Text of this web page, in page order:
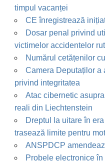
timpul vacanței
CE înregistrează
Dosar penal privind
victimelor accidentelor
Numărul cetățenilor
Camera Deputaților a
privind integritatea
Atac cibernetic
reali din Liechtenstein
Dreptul la uitare în
trasează limite pentru
ANSPDCP
Probele electronice